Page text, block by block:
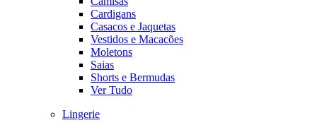
Cardigans
Casacos e Jaquetas
Vestidos e Macacões
Moletons
Saias
Shorts e Bermudas
Ver Tudo
Lingerie